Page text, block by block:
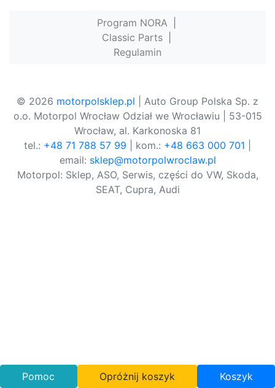
Program NORA
Classic Parts
Regulamin
© 2026 motorpolsklep.pl | Auto Group Polska Sp. z
o.o. Motorpol Wrocław Odział we Wrocławiu | 53-015
Wrocław, al. Karkonoska 81
tel.: +48 71 788 57 99 | kom.: +48 663 000 701
email: sklep@motorpolwroclaw.pl
Motorpol: Sklep, ASO, Serwis, części do VW, Skoda,
SEAT, Cupra, Audi
Pomoc Opróżnij koszyk Koszyk